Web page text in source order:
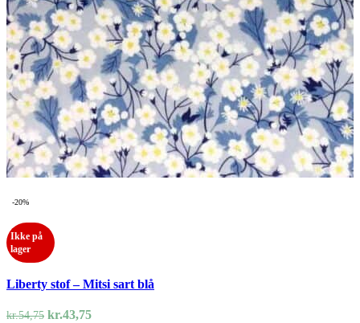
-20%
Ikke på
lager
Liberty stof – Mitsi sart blå
kr.54,75 Den
kr.43,75Den